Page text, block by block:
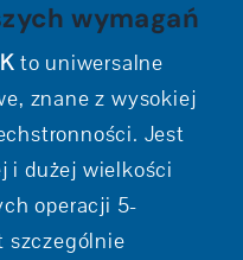
wymagań
to uniwersalne
znane z wysokiej
Jest
i dużej wielkości
operacji 5-
szczególnie